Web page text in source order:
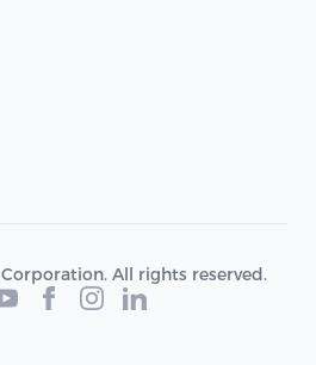
All rights reserved.